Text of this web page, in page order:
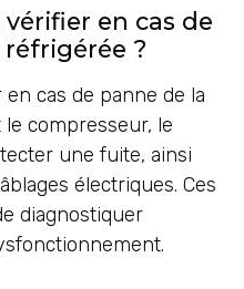
en cas de
?
cas de panne de la
compresseur, le
une fuite, ainsi
électriques. Ces
diagnostiquer